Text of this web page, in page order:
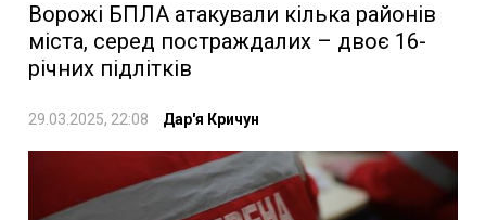
Ворожі БПЛА атакували кілька районів
міста, серед постраждалих – двоє 16-
річних підлітків
29.03.2025, 22:08 Дар'я Кричун